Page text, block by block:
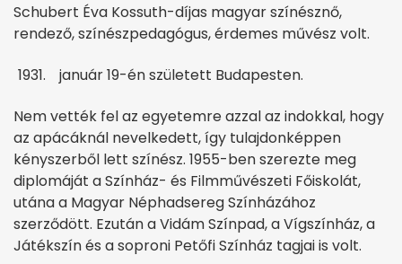
Schubert Éva Kossuth-díjas magyar színésznő,
rendező, színészpedagógus, érdemes művész volt.
január 19-én született Budapesten.
Nem vették fel az egyetemre azzal az indokkal, hogy
az apácáknál nevelkedett, így tulajdonképpen
kényszerből lett színész. 1955-ben szerezte meg
diplomáját a Színház- és Filmművészeti Főiskolát,
utána a Magyar Néphadsereg Színházához
szerződött. Ezután a Vidám Színpad, a Vígszínház, a
Játékszín és a soproni Petőfi Színház tagjai is volt.